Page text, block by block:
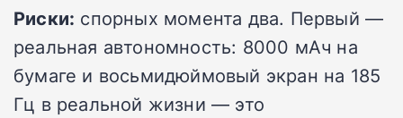
Риски: спорных момента два. Первый —
реальная автономность: 8000 мАч на
бумаге и восьмидюймовый экран на 185
Гц в реальной жизни — это